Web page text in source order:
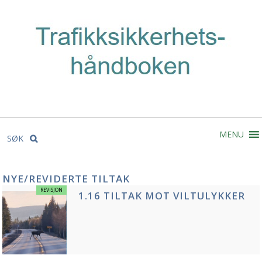
SØK MENU
NYE/REVIDERTE TILTAK
REVISJON 1.16 TILTAK MOT VILTULYKKER